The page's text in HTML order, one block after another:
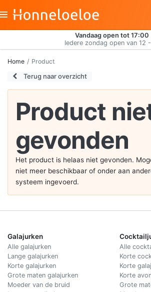
Vandaag open tot 17:00
Iedere zondag open van 12
Home Product
Terug naar overzicht
Product
gevonden
Het product is helaas niet gevonden.
niet meer beschikbaar of onder aan
systeem ingevoerd.
Galajurken
Alle galajurken
Lange galajurken
Korte galajurken
Grote maten galajurken
Moeder van de bruid
Alle
Korte
Korte
Korte
Grote